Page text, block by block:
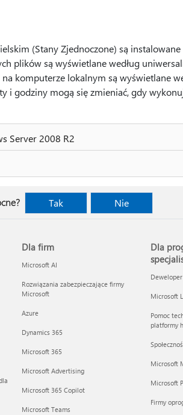
(Stany Zjednoczone) są
plików są wyświetlane według
komputerze lokalnym są wyświetlane
i godziny mogą się zmieniać, gdy
Server 2008 R2
Tak Nie
Dla firm
Microsoft AI
Rozwiązania zabezpieczające firmy
Microsoft
Azure
Dynamics 365
Microsoft 365
Microsoft Advertising
Microsoft 365 Copilot
Microsoft Teams
Dla
Microsoft
Pomoc
platformy
Microsoft
Microsoft
Firmy